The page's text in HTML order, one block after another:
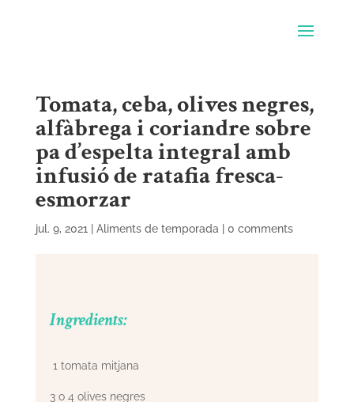
Tomata, ceba, olives negres,
alfàbrega i coriandre sobre
pa d’espelta integral amb
infusió de ratafia fresca-
esmorzar
jul. 9, 2021 Aliments de temporada 0 comments
Ingredients:
1 tomata mitjana
3 o 4 olives negres